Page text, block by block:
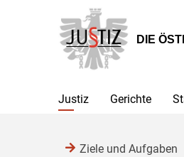
Hauptnavigation
[1]
Inhalt
[2]
Untermenü
[3]
DIE
Justiz Gerichte
Ziele und Aufgaben